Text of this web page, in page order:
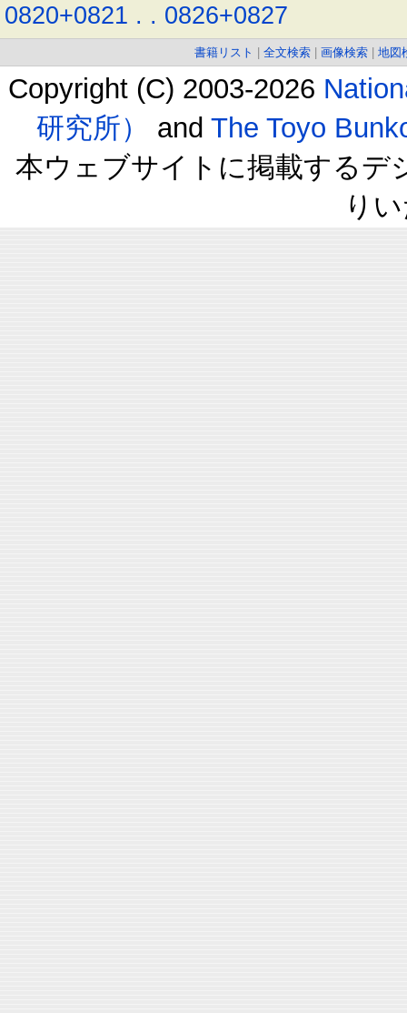
0820+0821 . . 0826+0827
書籍リスト 全文検索 画像検索 地図
Copyright (C) 2003-2026
研究所）
and The Toyo
本ウェブサイトに掲載するデ
り